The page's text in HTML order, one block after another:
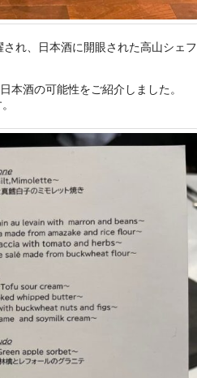
れ、日本酒に開眼された高山シェフ
本酒の可能性をご紹介しました。